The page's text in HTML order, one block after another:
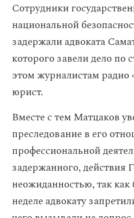
Сотрудники
национальной
задержали адвоката
которого завели дело по
этом журналистам радио
юрист.
Вместе с тем Матцаков
преследование в его
профессиональной
задержанного, действия
неожиданностью, так
неделе адвокату